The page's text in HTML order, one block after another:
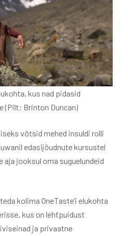
kus nad pidasid
(Pilt: Brinton Duncan)
võtsid mehed insuldi rolli
edasijõudnute kursustel
aja jooksul oma suguelundeid
kolima OneTaste’i elukohta
kus on lehtpuidust
ja privaatne